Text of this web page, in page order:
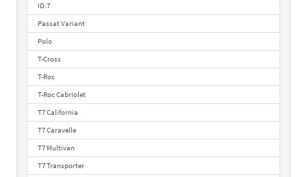
ID.7
Passat Variant
Polo
T-Cross
T-Roc
T-Roc Cabriolet
T7 California
T7 Caravelle
T7 Multivan
T7 Transporter